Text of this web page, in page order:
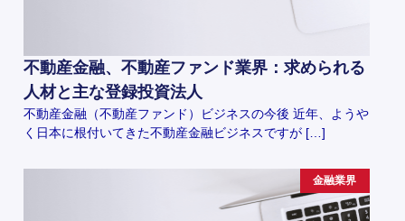
不動産金融、不動産ファンド業界：求められる
人材と主な登録投資法人
不動産金融（不動産ファンド）ビジネスの今後 近年、ようや
く日本に根付いてきた不動産金融ビジネスですが […]
金融業界